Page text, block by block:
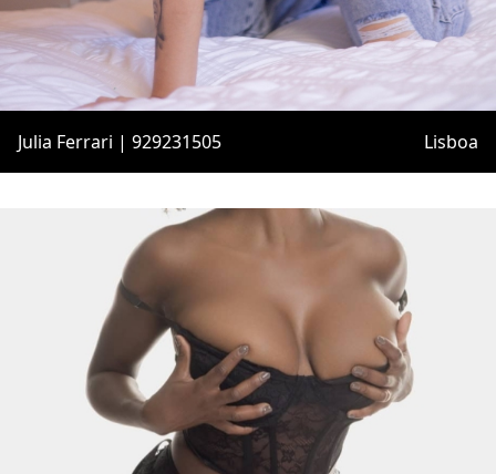
Julia Ferrari | 929231505 Lisboa